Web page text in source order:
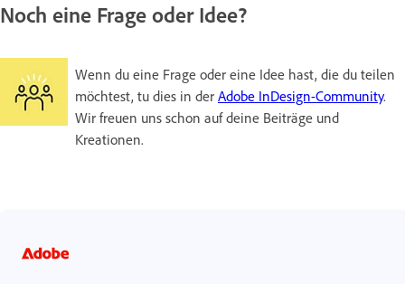
Noch eine Frage oder Idee?
Wenn du eine Frage oder eine Idee hast, die du teilen
möchtest, tu dies in der Adobe InDesign-Community.
Wir freuen uns schon auf deine Beiträge und
Kreationen.